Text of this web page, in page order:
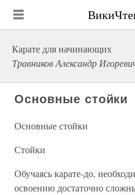
Карате для начинающих
Травников Александр
Основные стойки
Основные стойки
Стойки
Обучаясь карате-до,
освоению достаточно